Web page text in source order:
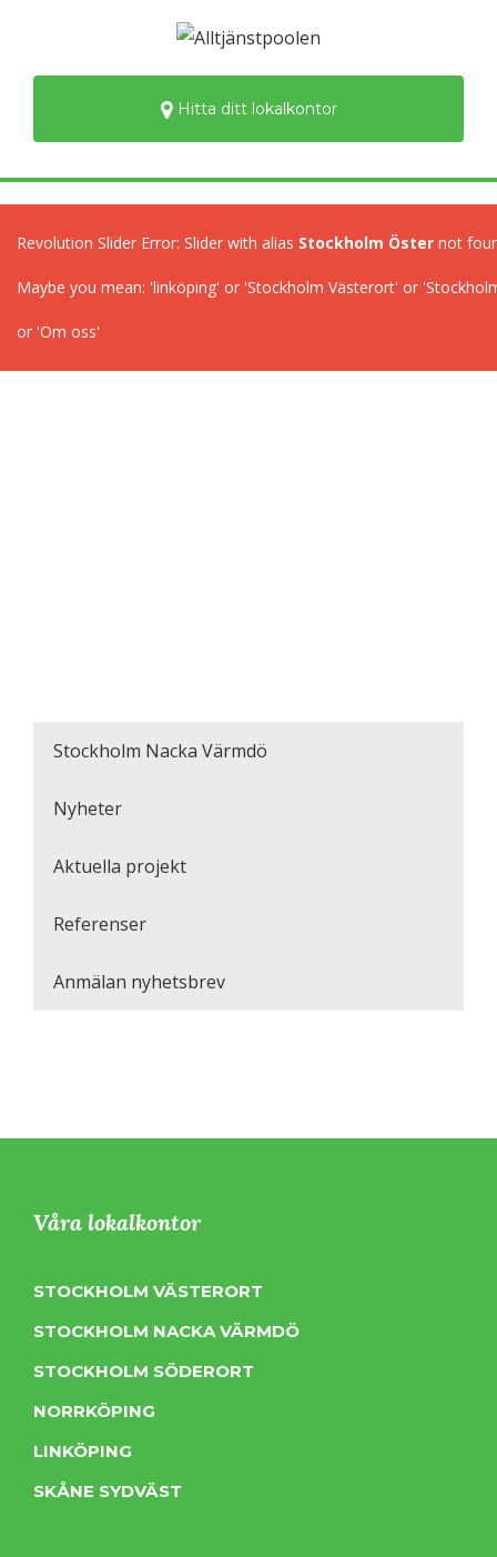
Hitta ditt lokalkontor
Revolution Slider Error: Slider with alias Stockholm Öster not
Maybe you mean: 'linköping' or 'Stockholm Västerort' or
or 'Om oss'
Stockholm Nacka Värmdö
Nyheter
Aktuella projekt
Referenser
Anmälan nyhetsbrev
Våra lokalkontor
STOCKHOLM VÄSTERORT
STOCKHOLM NACKA VÄRMDÖ
STOCKHOLM SÖDERORT
NORRKÖPING
LINKÖPING
SKÅNE SYDVÄST